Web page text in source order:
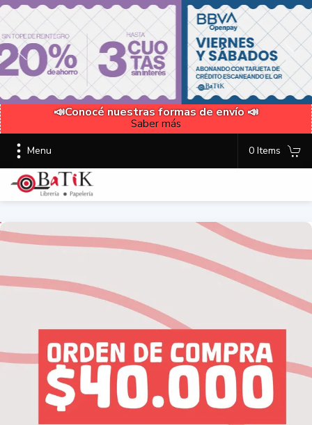
📣Conocé nuestras formas de envío 📣
Saber más
Menu 0 Items